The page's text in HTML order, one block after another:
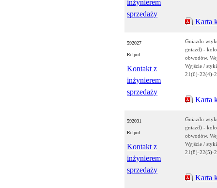
inżynierem
sprzedaży
Karta
592027
Relpol
Kontakt z
inżynierem
sprzedaży
Gniazdo
gniazd) -
obwodów.
Wyjście /
21(6)-22(4)-
Karta
592031
Relpol
Kontakt z
inżynierem
sprzedaży
Gniazdo
gniazd) -
obwodów.
Wyjście /
21(8)-22(5)-
Karta